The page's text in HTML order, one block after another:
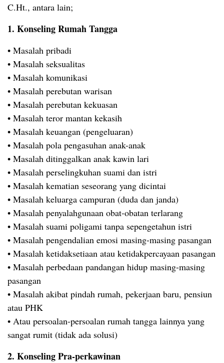
C.Ht., antara lain;
1. Konseling Rumah Tangga
• Masalah pribadi
• Masalah seksualitas
• Masalah komunikasi
• Masalah perebutan warisan
• Masalah perebutan kekuasan
• Masalah teror mantan kekasih
• Masalah keuangan (pengeluaran)
• Masalah pola pengasuhan anak-anak
• Masalah ditinggalkan anak kawin lari
• Masalah perselingkuhan suami dan istri
• Masalah kematian seseorang yang dicintai
• Masalah keluarga campuran (duda dan janda)
• Masalah penyalahgunaan obat-obatan terlarang
• Masalah suami poligami tanpa sepengetahun istri
• Masalah pengendalian emosi masing-masing pasangan
• Masalah ketidaksetiaan atau ketidakpercayaan pasangan
• Masalah perbedaan pandangan hidup masing-masing
pasangan
• Masalah akibat pindah rumah, pekerjaan baru, pensiun
atau PHK
• Atau persoalan-persoalan rumah tangga lainnya yang
sangat rumit (tidak ada solusi)
2. Konseling Pra-perkawinan